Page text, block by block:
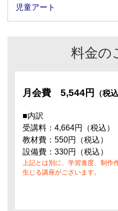
児童アート
料金の
月会費 5,544円 （税込
■内訳
受講料：4,664円（税込）
教材費：550円（税込）
設備費：330円（税込）
上記とは別に、学習進度、制作
生じる講座がございます。